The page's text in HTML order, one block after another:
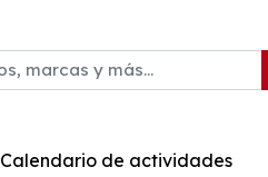
Calendario de actividades